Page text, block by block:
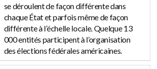
se déroulent de façon différente dans
chaque État et parfois même de façon
différente à l’échelle locale. Quelque 13
000 entités participent à l’organisation
des élections fédérales américaines.